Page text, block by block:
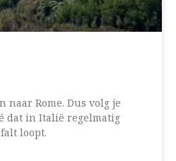
naar Rome. Dus volg je
dat in Italië regelmatig
loopt.